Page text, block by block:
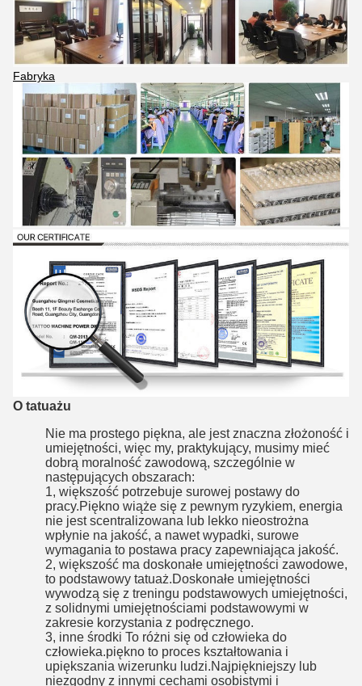
Fabryka
O tatuażu
Nie ma prostego piękna, ale jest znaczna złożoność i
umiejętności, więc my, praktykujący, musimy mieć
dobrą moralność zawodową, szczególnie w
następujących obszarach:
1, większość potrzebuje surowej postawy do
pracy.Piękno wiąże się z pewnym ryzykiem, energia
nie jest scentralizowana lub lekko nieostrożna
wpłynie na jakość, a nawet wypadki, surowe
wymagania to postawa pracy zapewniająca jakość.
2, większość ma doskonałe umiejętności zawodowe,
to podstawowy tatuaż.Doskonałe umiejętności
wywodzą się z treningu podstawowych umiejętności,
z solidnymi umiejętnościami podstawowymi w
zakresie korzystania z podręcznego.
3, inne środki To różni się od człowieka do
człowieka.piękno to proces kształtowania i
upiększania wizerunku ludzi.Najpiękniejszy lub
niezgodny z innymi cechami osobistymi i